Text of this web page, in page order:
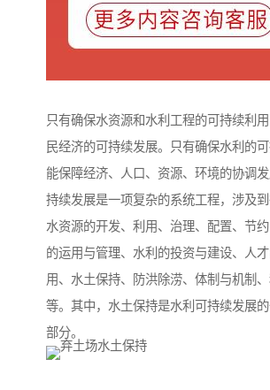
只有确保水资源和水利工程的可持续利
民经济的可持续发展。只有确保水利的
能保障经济、人口、资源、环境的协调发
持续发展是一项复杂的系统工程，涉及
水资源的开发、利用、治理、配置、节
的运用与管理、水利的投资与建设、人
用、水土保持、防洪除涝、体制与机制
等。其中，水土保持是水利可持续发展
部分。